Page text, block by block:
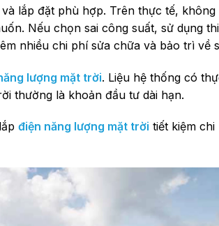
lắp đặt phù hợp. Trên thực tế, không
Nếu chọn sai công suất, sử dụng
nhiều chi phí sửa chữa và bảo trì về
lượng mặt trời. Liệu hệ thống có
thường là khoản đầu tư dài hạn.
điện năng lượng mặt trời tiết kiệm